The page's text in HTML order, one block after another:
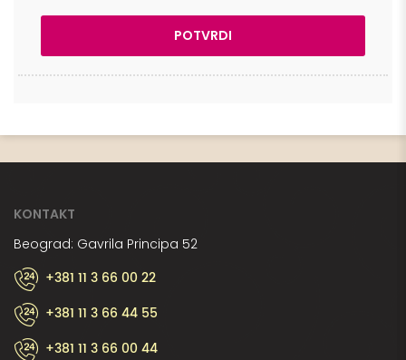
KONTAKT
Beograd: Gavrila Principa 52
+381 11 3 66 00 22
+381 11 3 66 44 55
+381 11 3 66 00 44